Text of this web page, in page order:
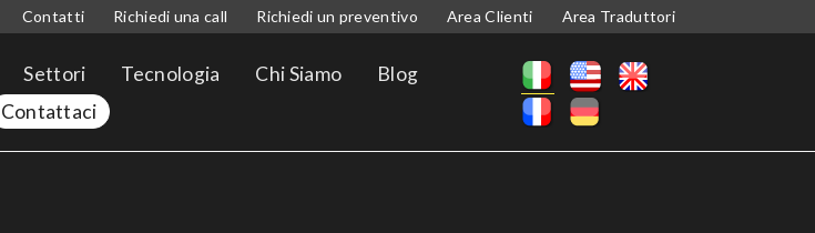
Contatti Richiedi una call Richiedi un preventivo Area Clienti Area Traduttori
Settori Tecnologia Chi Siamo
Blog
Contattaci